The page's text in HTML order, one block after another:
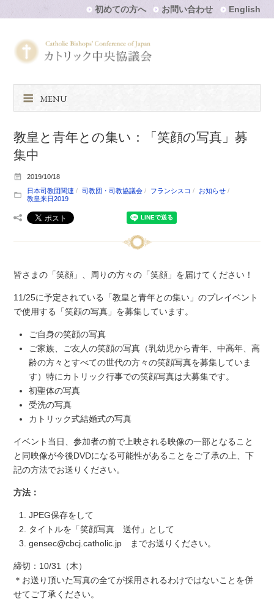
初めての方へ お問い合わせ English
MENU
教皇と青年との集い：「笑顔の写真」募
集中
2019/10/18
日本司教団関連
司教団・司教協議会 フランシスコ
お知らせ
教皇来日2019
皆さまの「笑顔」、周りの方々の「笑顔」を届けてください！
11/25に予定されている「教皇と青年との集い」のプレイベント
で使用する「笑顔の写真」を募集しています。
ご自身の笑顔の写真
ご家族、ご友人の笑顔の写真（乳幼児から青年、中高年、高
齢の方々とすべての世代の方々の笑顔写真を募集していま
す）特にカトリック行事での笑顔写真は大募集です。
初聖体の写真
受洗の写真
カトリック式結婚式の写真
イベント当日、参加者の前で上映される映像の一部となること
と同映像が今後DVDになる可能性があることをご了承の上、下
記の方法でお送りください。
方法：
JPEG保存をして
タイトルを「笑顔写真 送付」として
gensec@cbcj.catholic.jp までお送りください。
締切：10/31（木）
＊お送り頂いた写真の全てが採用されるわけではないことを併
せてご了承ください。